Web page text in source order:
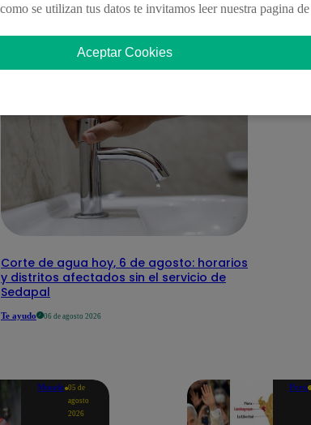
Corte de agua hoy, 6 de agosto: horarios
y distritos afectados sin el servicio de
Sedapal
Te ayudo 06 de agosto 2026
Mundo 05 de
agosto
2026
Perú
se utilizan tus datos te invitamos leer nuestra pagina de
Aceptar Cookies